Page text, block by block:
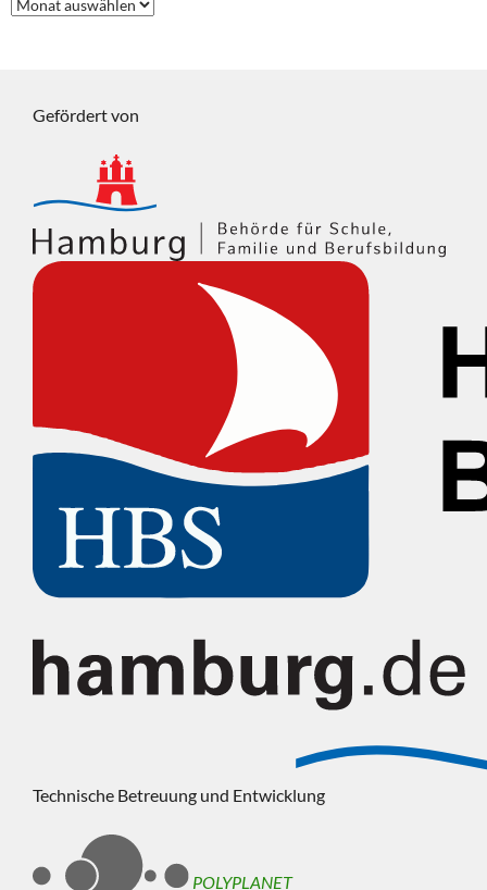
Beiträge
Gefördert von
Technische Betreuung und Entwicklung
POLYPLANET